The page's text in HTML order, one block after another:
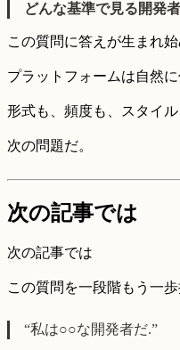
どんな基準で見る開発
この質問に答えが生まれ始
プラットフォームは自然に
形式も、頻度も、スタイル
次の問題だ。
次の記事では
次の記事では
この質問を一段階もう一歩
“私は○○な開発者だ.”